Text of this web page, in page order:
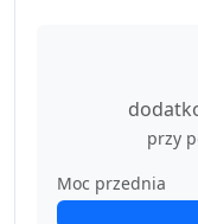
przy
Moc przednia